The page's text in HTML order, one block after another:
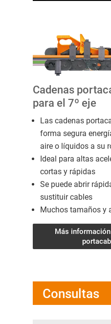
Cadenas
para el 7º eje
Las cadenas
forma segura
aire o líquidos a su
Ideal para altas
cortas y rápidas
Se puede abrir
sustituir cables
Muchos tamaños y
Más
Consultas